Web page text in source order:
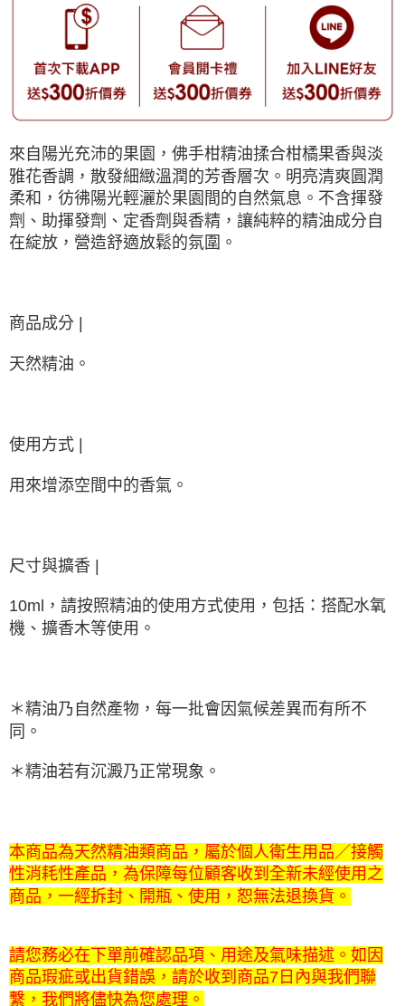
來自陽光充沛的果園，佛手柑精油揉合柑橘果香與淡
雅花香調，散發細緻溫潤的芳香層次。明亮清爽圓潤
柔和，彷彿陽光輕灑於果園間的自然氣息。不含揮發
劑、助揮發劑、定香劑與香精，讓純粹的精油成分自
在綻放，營造舒適放鬆的氛圍。
商品成分 |
天然精油。
使用方式 |
用來增添空間中的香氣。
尺寸與擴香 |
10ml，請按照精油的使用方式使用，包括：搭配水氧
機、擴香木等使用。
＊精油乃自然產物，每一批會因氣候差異而有所不
同。
＊精油若有沉澱乃正常現象。
本商品為天然精油類商品，屬於個人衛生用品／接觸
性消耗性產品，為保障每位顧客收到全新未經使用之
商品，一經拆封、開瓶、使用，恕無法退換貨。
請您務必在下單前確認品項、用途及氣味描述。如因
商品瑕疵或出貨錯誤，請於收到商品7日內與我們聯
繫，我們將儘快為您處理。